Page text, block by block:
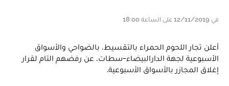
في 12/11/2019 على الساعة 18:00
أعلن تجار اللحوم الحمراء بالتقسيط، بالضواحي والأسواق
الأسبوعية لجهة الدارالبيضاء-سطات، عن رفضهم التام لقرار
إغلاق المجازر بالأسواق الأسبوعية.